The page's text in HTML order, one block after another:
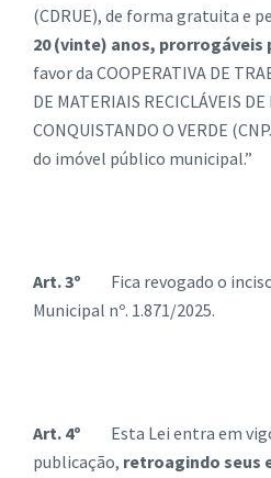
(CDRUE), de forma gratuita e
20 (vinte) anos, prorrogáveis
favor da COOPERATIVA DE
DE MATERIAIS RECICLÁVEIS
CONQUISTANDO O VERDE
do imóvel público municipal.”
Art. 3º Fica revogado o inciso
Municipal nº. 1.871/2025.
Art. 4º Esta Lei entra em
publicação, retroagindo seus